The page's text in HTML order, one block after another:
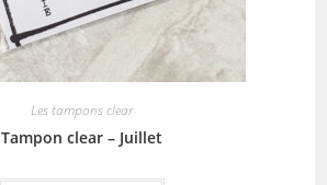
Les tampons clear
Tampon clear – Juillet